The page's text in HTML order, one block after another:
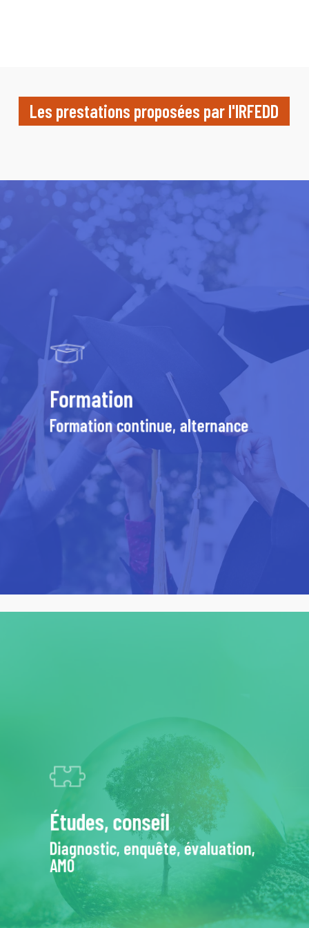
Les prestations proposées par l'IRFEDD
Formation
Formation continue, alternance
Études, conseil
Diagnostic, enquête, évaluation,
AMO